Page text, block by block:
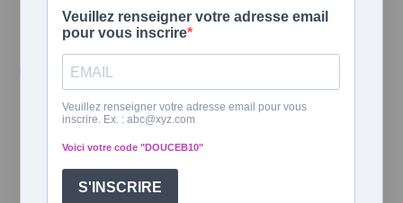
Soulager les tensions musculaires et le stress Le stress
accumulé durant la journée se loge souvent dans les
trapèzes ou
Lire la suite
Utilisation de la bouillotte au quotidien.
Bouillotte à eau velours homme et femme 2l Cliquez
ici Les 7 utilisations de la bouillotte que vous ne